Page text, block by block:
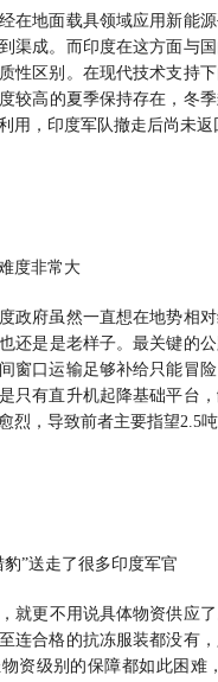
在地面载具领域应用新能
渠成。而印度在这方面与
性区别。在现代技术支持
较高的夏季保持存在，冬
用，印度军队撤走后尚未
度非常大
政府虽然一直想在地势相
还是是老样子。最关键的
窗口运输足够补给只能冒
只有直升机起降基础平台
烈，导致前者主要指望2.5
”送走了很多印度军官
就更不用说具体物资供应
连合格的抗冻服装都没有
资级别的保障都如此困